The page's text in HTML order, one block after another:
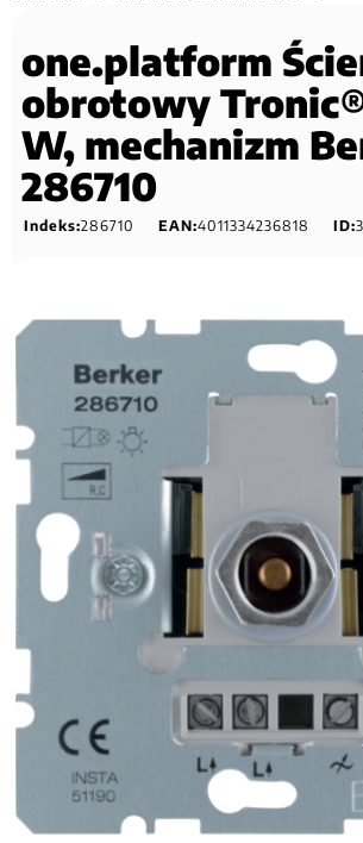
one.platform
obrotowy
W, mechanizm
286710
Indeks:286710 EAN:4011334236818 ID: